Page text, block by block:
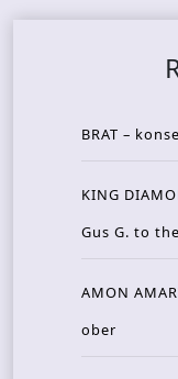
BRAT –
KING
Gus G. to
AMON
ober